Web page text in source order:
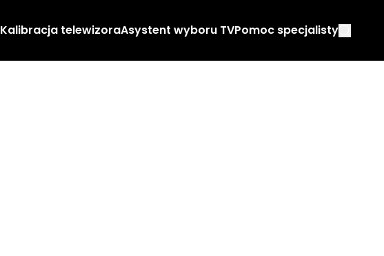
Kalibracja telewizoraAsystent wyboru TVPomoc specjalisty